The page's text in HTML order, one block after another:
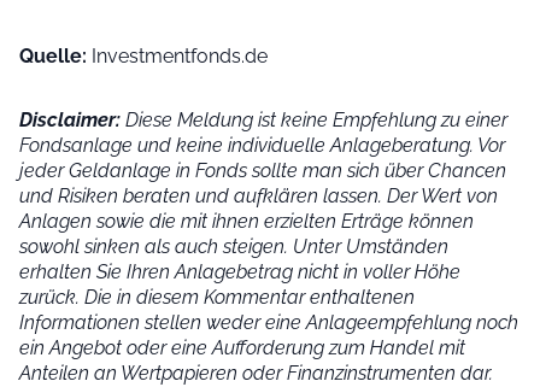
Quelle: Investmentfonds.de
Disclaimer: Diese Meldung ist keine Empfehlung zu einer
Fondsanlage und keine individuelle Anlageberatung. Vor
jeder Geldanlage in Fonds sollte man sich über Chancen
und Risiken beraten und aufklären lassen. Der Wert von
Anlagen sowie die mit ihnen erzielten Erträge können
sowohl sinken als auch steigen. Unter Umständen
erhalten Sie Ihren Anlagebetrag nicht in voller Höhe
zurück. Die in diesem Kommentar enthaltenen
Informationen stellen weder eine Anlageempfehlung noch
ein Angebot oder eine Aufforderung zum Handel mit
Anteilen an Wertpapieren oder Finanzinstrumenten dar.